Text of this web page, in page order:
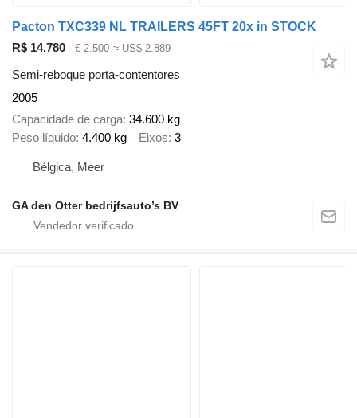
Pacton TXC339 NL TRAILERS 45FT 20x in STOCK
R$ 14.780
€ 2.500 ≈ US$ 2.889
Semi-reboque porta-contentores
2005
Capacidade de carga 34.600 kg
Peso líquido 4.400 kg Eixos 3
Bélgica, Meer
GA den Otter bedrijfsauto’s BV